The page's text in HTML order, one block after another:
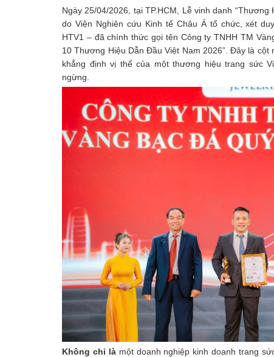
Ngày 25/04/2026, tại TP.HCM, Lễ vinh danh
do Viện Nghiên cứu Kinh tế Châu Á tổ chức, xét
HTV1 – đã chính thức gọi tên Công ty TNHH TM
10 Thương Hiệu Dẫn Đầu Việt Nam 2026”. Đây là
khẳng định vị thế của một thương hiệu trang sức
ngừng.
Không chỉ là một doanh nghiệp kinh doanh trang